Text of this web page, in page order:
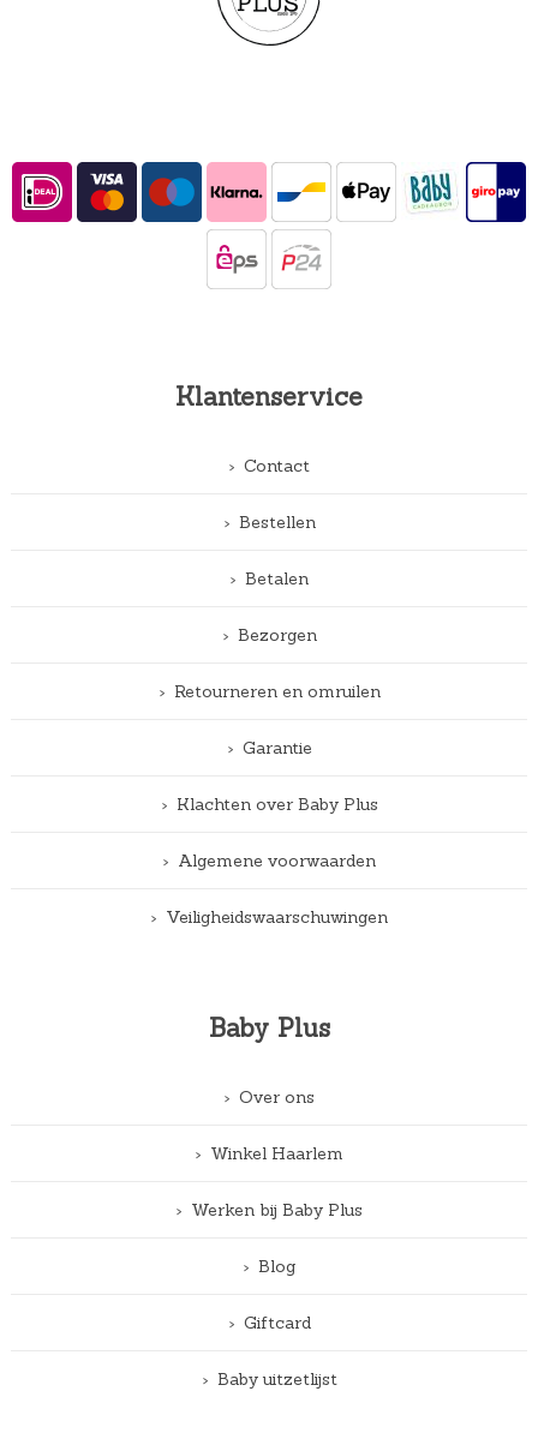
Klantenservice
Contact
Bestellen
Betalen
Bezorgen
Retourneren en omruilen
Garantie
Klachten over Baby Plus
Algemene voorwaarden
Veiligheidswaarschuwingen
Baby Plus
Over ons
Winkel Haarlem
Werken bij Baby Plus
Blog
Giftcard
Baby uitzetlijst